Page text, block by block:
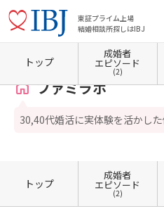
東証プライム上場
結婚相談所探しはIBJ
ホーム 山口県の結婚相談所 山口県光市
ファミラボ
30,40代婚活に実体験を活かした
トップ
成婚者
エピソード
(2)
トップ
成婚者
エピソード
(2)